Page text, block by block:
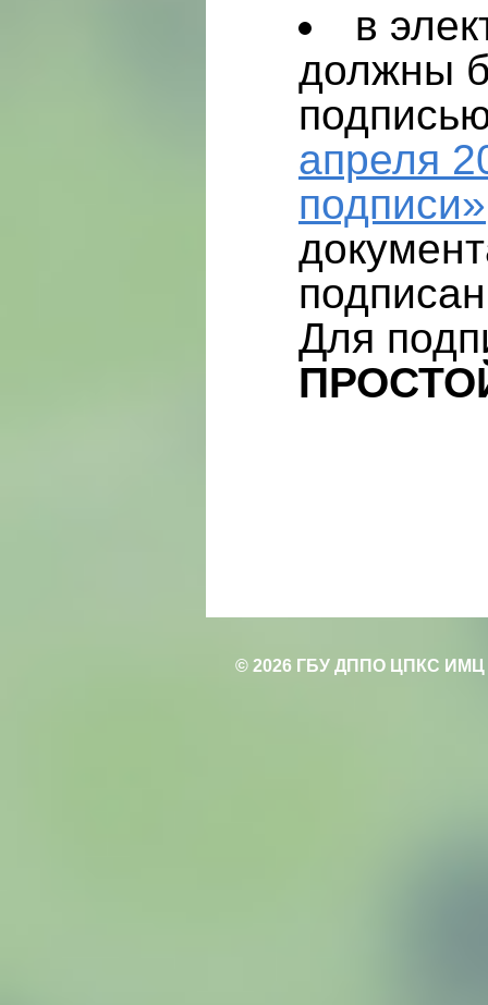
в
должны
апреля
подписи»
Для
© 2026 ГБУ ДППО ЦПКС ИМЦ